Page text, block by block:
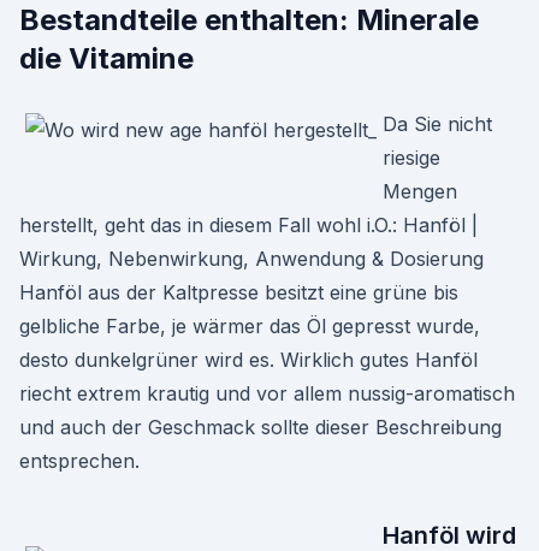
Bestandteile enthalten: Minerale
die Vitamine
Da Sie nicht
riesige
Mengen
herstellt, geht das in diesem Fall wohl i.O.: Hanföl |
Wirkung, Nebenwirkung, Anwendung & Dosierung
Hanföl aus der Kaltpresse besitzt eine grüne bis
gelbliche Farbe, je wärmer das Öl gepresst wurde,
desto dunkelgrüner wird es. Wirklich gutes Hanföl
riecht extrem krautig und vor allem nussig-aromatisch
und auch der Geschmack sollte dieser Beschreibung
entsprechen.
Hanföl wird